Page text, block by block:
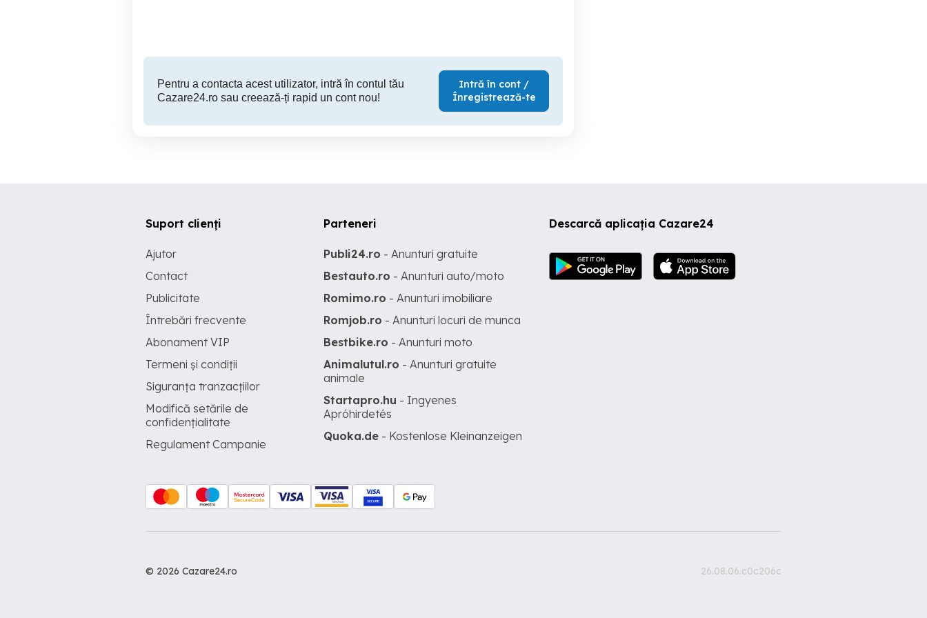
Pentru a contacta acest utilizator, intră în contul tău
Cazare24.ro sau creează-ți rapid un cont nou!
Intră în cont /
Înregistrează-te
Descarcă aplicația Cazare24
Suport clienți
Ajutor
Contact
Publicitate
Întrebări frecvente
Abonament VIP
Termeni și condiții
Siguranța tranzacțiilor
Modifică setările de
confidențialitate
Regulament Campanie
Parteneri
Publi24.ro - Anunturi gratuite
Bestauto.ro - Anunturi auto/moto
Romimo.ro - Anunturi imobiliare
Romjob.ro - Anunturi locuri de munca
Bestbike.ro - Anunturi moto
Animalutul.ro - Anunturi gratuite
animale
Startapro.hu - Ingyenes
Apróhirdetés
Quoka.de - Kostenlose Kleinanzeigen
© 2026 Cazare24.ro 26.08.06.c0c206c